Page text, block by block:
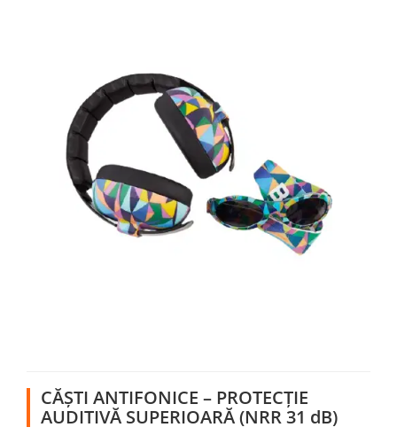
CĂȘTI ANTIFONICE – PROTECȚIE
AUDITIVĂ SUPERIOARĂ (NRR 31 dB)